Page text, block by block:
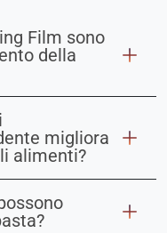
Film sono
della
migliora
alimenti?